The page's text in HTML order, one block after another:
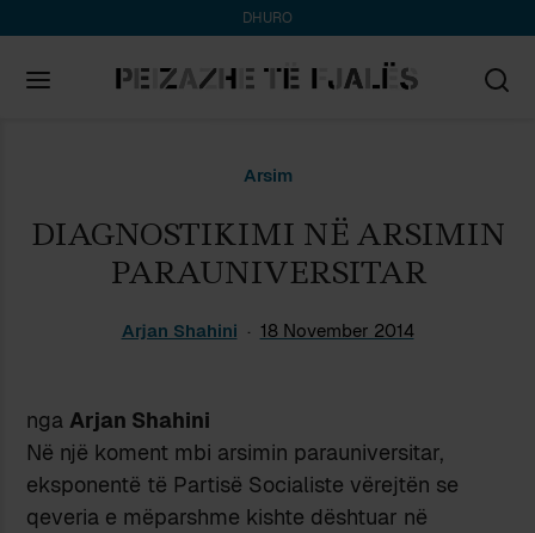
DHURO
Arsim
DIAGNOSTIKIMI NË ARSIMIN
PARAUNIVERSITAR
Arjan Shahini 18 November 2014
ngaArjan Shahini
Në një koment mbi arsimin parauniversitar,
eksponentë të Partisë Socialiste vërejtën se
qeveria e mëparshme kishte dështuar në